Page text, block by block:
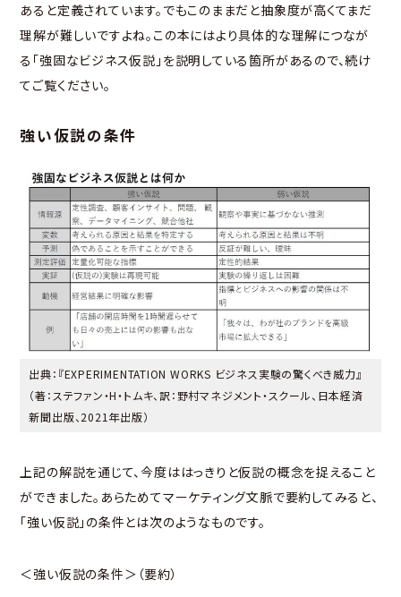
あると定義されています。でもこのままだと抽象度が高くてまだ
理解が難しいですよね。この本にはより具体的な理解につなが
る「強固なビジネス仮説」を説明している箇所があるので、続け
てご覧ください。
強い仮説の条件
出典：『EXPERIMENTATION WORKS ビジネス実験の驚くべき威力』
（著：ステファン・H・トムキ、訳：野村マネジメント・スクール、日本経済
新聞出版、2021年出版）
上記の解説を通じて、今度ははっきりと仮説の概念を捉えること
ができました。あらためてマーケティング文脈で要約してみると、
「強い仮説」の条件とは次のようなものです。
＜強い仮説の条件＞（要約）